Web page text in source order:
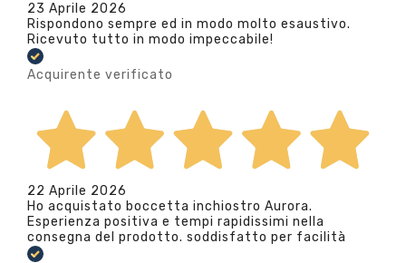
23 Aprile 2026
Rispondono sempre ed in modo molto esaustivo.
Ricevuto tutto in modo impeccabile!
Acquirente verificato
22 Aprile 2026
Ho acquistato boccetta inchiostro Aurora.
Esperienza positiva e tempi rapidissimi nella
consegna del prodotto. soddisfatto per facilità